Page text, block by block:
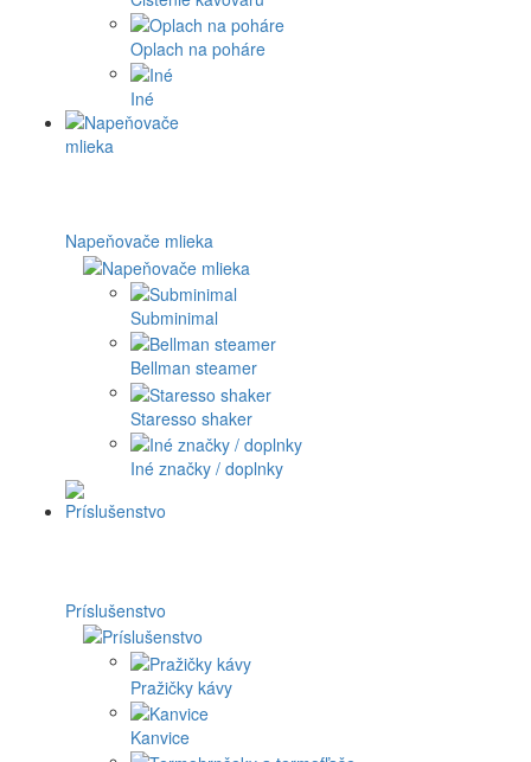
Oplach na poháre
Iné
Napeňovače mlieka
Subminimal
Bellman steamer
Staresso shaker
Iné značky / doplnky
Príslušenstvo
Pražičky kávy
Kanvice